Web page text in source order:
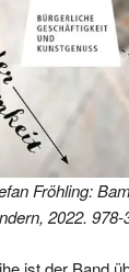
Fröhling:
2022. 978-